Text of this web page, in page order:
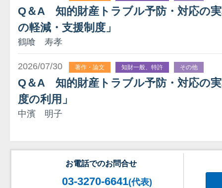
Q＆A 知的財産トラブル予防・対応の
の軽減・支援制度」
鶴喰 寿孝
2026/07/30 著作・論文 知財一般、特許 その他
Q＆A 知的財産トラブル予防・対応の
度の利用」
中濱 明子
お電話でのお問合せ
03-3270-6641(代表)